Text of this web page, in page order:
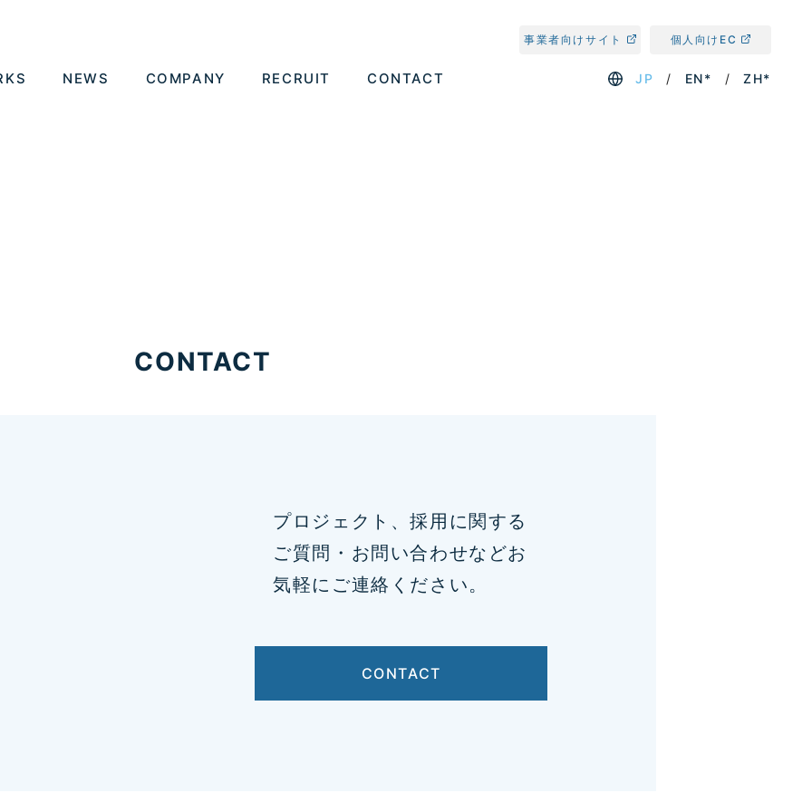
NEWS COMPANY RECRUIT CONTACT
事業者向けサイト 個人向けEC
JP EN* ZH*
CONTACT
プロジェクト、採用に関する
ご質問・お問い合わせなどお
気軽にご連絡ください。
CONTACT